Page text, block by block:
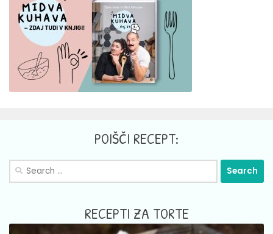
POIŠČI RECEPT:
Search
RECEPTI ZA TORTE